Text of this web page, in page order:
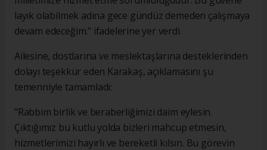
layık olabilmek adına gece gündüz demeden çalışmaya
devam edeceğim." ifadelerine yer verdi.
Ailesine, dostlarına ve meslektaşlarına desteklerinden
dolayı teşekkür eden Karakaş, açıklamasını şu
temenniyle tamamladı:
"Rabbim birlik ve beraberliğimizi daim eylesin.
Çıktığımız bu kutlu yolda bizleri mahcup etmesin,
hizmetlerimizi hayırlı ve bereketli kılsın. Bu görevin